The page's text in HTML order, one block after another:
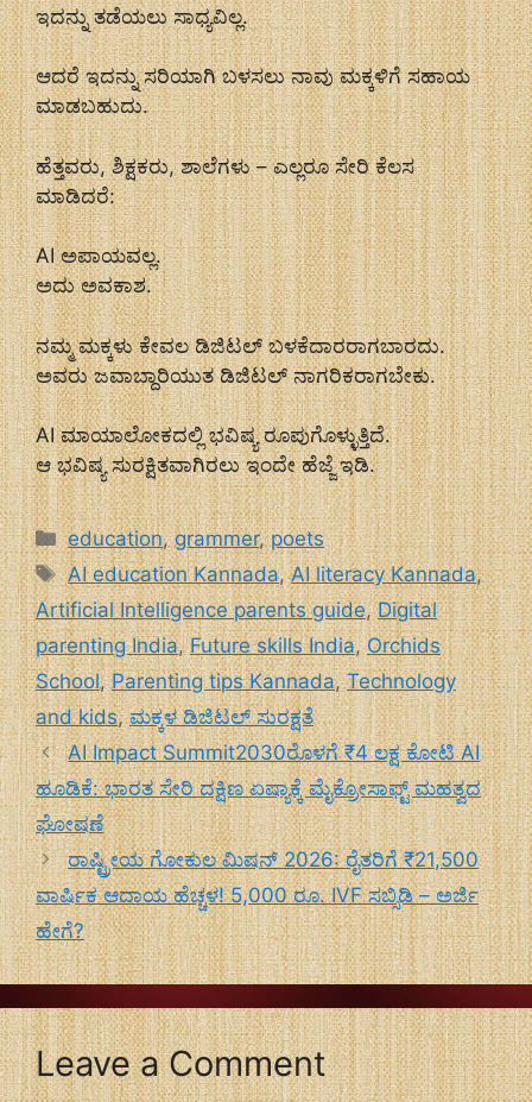
ಇದನ್ನು ತಡೆಯಲು ಸಾಧ್ಯವಿಲ್ಲ.
ಆದರೆ ಇದನ್ನು ಸರಿಯಾಗಿ ಬಳಸಲು ನಾವು ಮಕ್ಕಳಿಗೆ ಸಹಾಯ
ಮಾಡಬಹುದು.
ಹೆತ್ತವರು, ಶಿಕ್ಷಕರು, ಶಾಲೆಗಳು – ಎಲ್ಲರೂ ಸೇರಿ ಕೆಲಸ
ಮಾಡಿದರೆ:
AI ಅಪಾಯವಲ್ಲ.
ಅದು ಅವಕಾಶ.
ನಮ್ಮ ಮಕ್ಕಳು ಕೇವಲ ಡಿಜಿಟಲ್ ಬಳಕೆದಾರರಾಗಬಾರದು.
ಅವರು ಜವಾಬ್ದಾರಿಯುತ ಡಿಜಿಟಲ್ ನಾಗರಿಕರಾಗಬೇಕು.
AI ಮಾಯಾಲೋಕದಲ್ಲಿ ಭವಿಷ್ಯ ರೂಪುಗೊಳ್ಳುತ್ತಿದೆ.
ಆ ಭವಿಷ್ಯ ಸುರಕ್ಷಿತವಾಗಿರಲು ಇಂದೇ ಹೆಜ್ಜೆ ಇಡಿ.
Categories
education,grammer,poets
Tags
AI education Kannada,AI literacy Kannada,
Artificial Intelligence parents guide,Digital
parenting India,Future skills India,Orchids
School,Parenting tips Kannada,Technology
and kids,ಮಕ್ಕಳ ಡಿಜಿಟಲ್ ಸುರಕ್ಷತೆ
AI Impact Summit2030ರೊಳಗೆ ₹4 ಲಕ್ಷ ಕೋಟಿ AI
ಹೂಡಿಕೆ: ಭಾರತ ಸೇರಿ ದಕ್ಷಿಣ ಏಷ್ಯಾಕ್ಕೆ ಮೈಕ್ರೋಸಾಫ್ಟ್ ಮಹತ್ವದ
ಘೋಷಣೆ
ರಾಷ್ಟ್ರೀಯ ಗೋಕುಲ ಮಿಷನ್ 2026: ರೈತರಿಗೆ ₹21,500
ವಾರ್ಷಿಕ ಆದಾಯ ಹೆಚ್ಚಳ! 5,000 ರೂ. IVF ಸಬ್ಸಿಡಿ – ಅರ್ಜಿ
ಹೇಗೆ?
Leave a Comment